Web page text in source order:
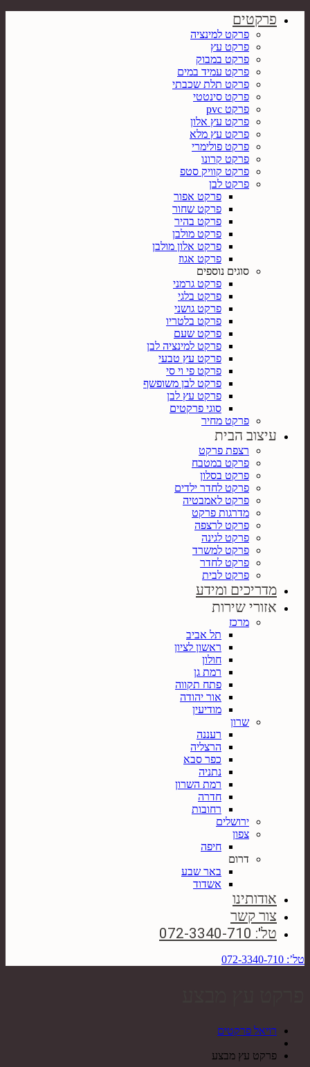
פרקטים
פרקט למינציה
פרקט עץ
פרקט במבוק
פרקט עמיד במים
פרקט תלת שכבתי
פרקט סינטטי
פרקט pvc
פרקט עץ אלון
פרקט עץ מלא
פרקט פולימרי
פרקט קרונו
פרקט קוויק סטפ
פרקט לבן
פרקט אפור
פרקט שחור
פרקט בהיר
פרקט מולבן
פרקט אלון מולבן
פרקט אגוז
סוגים נוספים
פרקט גרמני
פרקט בלגי
פרקט גושני
פרקט בלטריו
פרקט שעם
פרקט למינציה לבן
פרקט עץ טבעי
פרקט פי וי סי
פרקט לבן משופשף
פרקט עץ לבן
סוגי פרקטים
פרקט מחיר
עיצוב הבית
רצפת פרקט
פרקט במטבח
פרקט בסלון
פרקט לחדר ילדים
פרקט לאמבטיה
מדרגות פרקט
פרקט לרצפה
פרקט לגינה
פרקט למשרד
פרקט לחדר
פרקט לבית
מדריכים ומידע
אזורי שירות
מרכז
תל אביב
ראשון לציון
חולון
רמת גן
פתח תקווה
אור יהודה
מודיעין
שרון
רעננה
הרצליה
כפר סבא
נתניה
רמת השרון
חדרה
רחובות
ירושלים
צפון
חיפה
דרום
באר שבע
אשדוד
אודותינו
צור קשר
טל': 072-3340-710
טל’: 072-3340-710
רויאל פרקטים
פרקט עץ מבצע